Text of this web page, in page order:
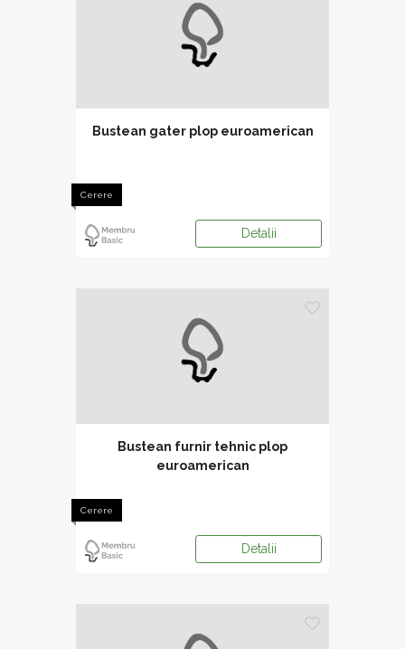
Bustean gater plop euroamerican
Cerere
Detalii
Bustean furnir tehnic plop
euroamerican
Cerere
Detalii